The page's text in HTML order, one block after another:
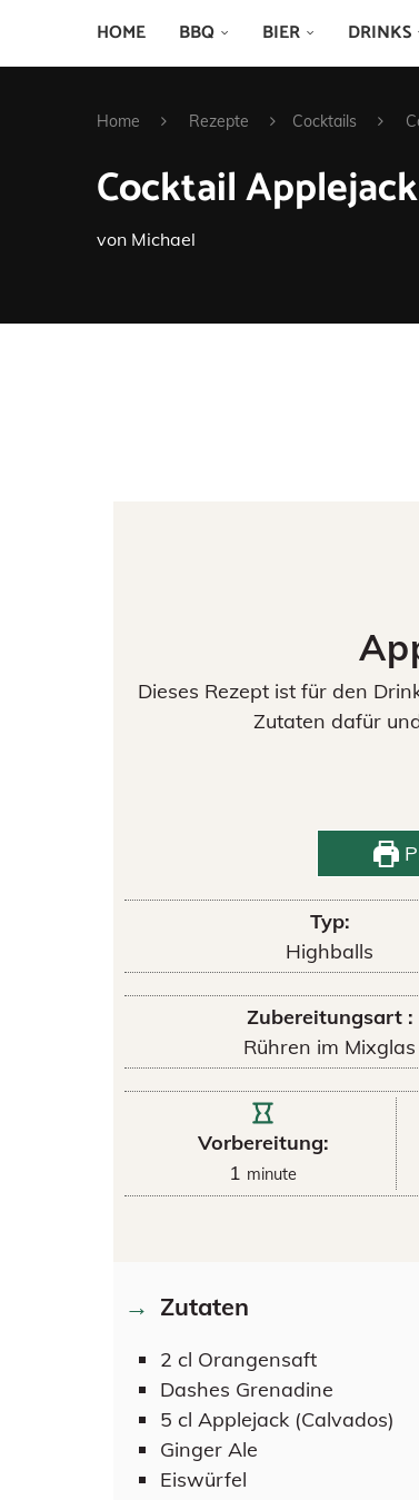
HOME BBQ BIER DRINKS
Home Rezepte Cocktails
Cocktail
von Michael
Dieses Rezept ist für den
Zutaten dafür
Typ:
Highballs
Zubereitungsart :
Rühren im Mixglas
Vorbereitung:
1 minute
Zutaten
2 cl Orangensaft
Dashes Grenadine
5 cl Applejack (Calvados)
Ginger Ale
Eiswürfel